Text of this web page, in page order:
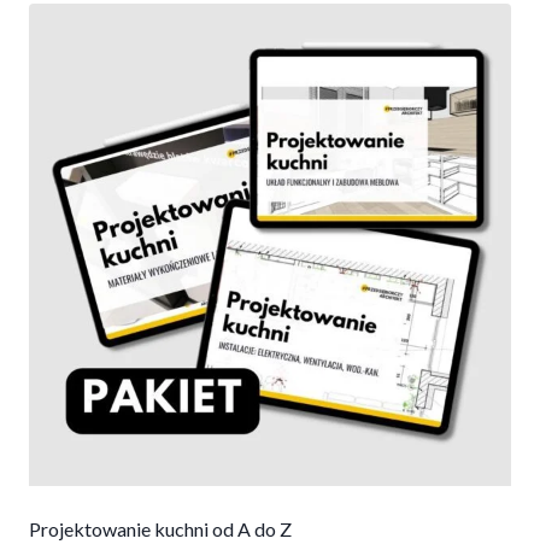
Projektowanie kuchni od A do Z